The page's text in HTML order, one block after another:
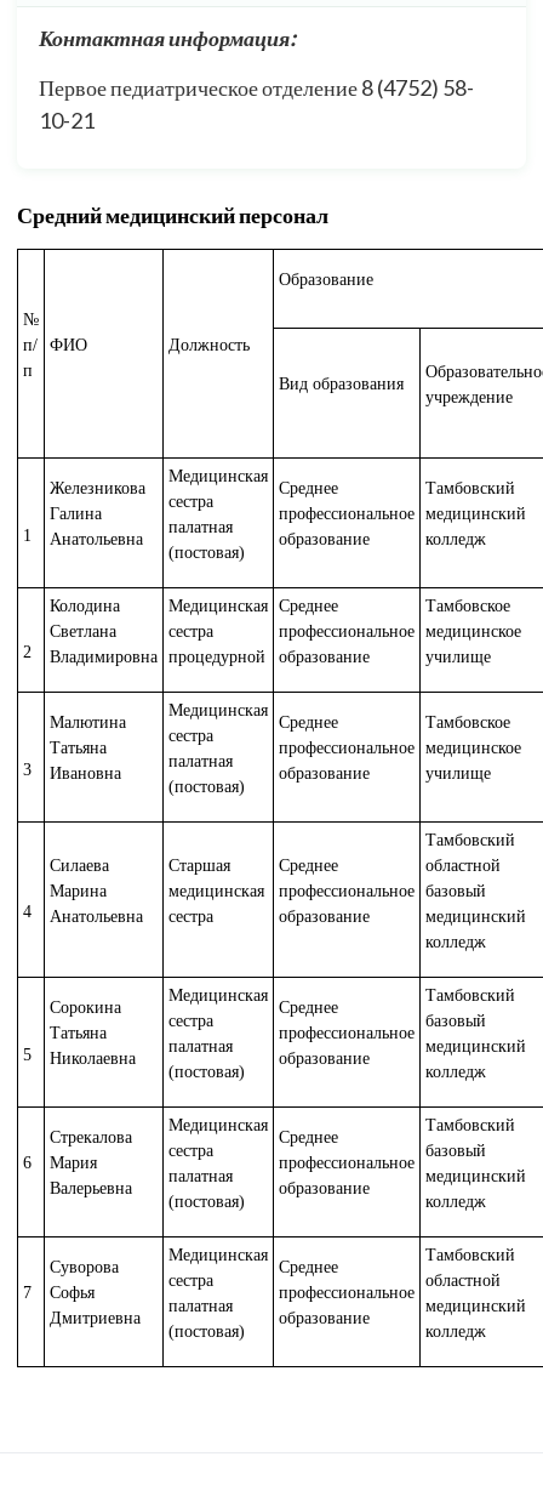
Контактная информация:
Первое педиатрическое отделение 8 (4752) 58-
10-21
Средний медицинский персонал
№
п/
п
ФИО Должность
Образование
Вид образования
учреждение
1
Железникова
Галина
Анатольевна
Медицинская
сестра
палатная
(постовая)
Среднее
профессиональное
образование
Тамбовский
медицинский
колледж
2
Колодина
Светлана
Владимировна
Медицинская
сестра
процедурной
Среднее
профессиональное
образование
Тамбовское
медицинское
училище
3
Малютина
Татьяна
Ивановна
Медицинская
сестра
палатная
(постовая)
Среднее
профессиональное
образование
Тамбовское
медицинское
училище
4
Силаева
Марина
Анатольевна
Старшая
медицинская
сестра
Среднее
профессиональное
образование
Тамбовский
областной
базовый
медицинский
колледж
5
Сорокина
Татьяна
Николаевна
Медицинская
сестра
палатная
(постовая)
Среднее
профессиональное
образование
Тамбовский
базовый
медицинский
колледж
6
Стрекалова
Мария
Валерьевна
Медицинская
сестра
палатная
(постовая)
Среднее
профессиональное
образование
Тамбовский
базовый
медицинский
колледж
7
Суворова
Софья
Дмитриевна
Медицинская
сестра
палатная
(постовая)
Среднее
профессиональное
образование
Тамбовский
областной
медицинский
колледж